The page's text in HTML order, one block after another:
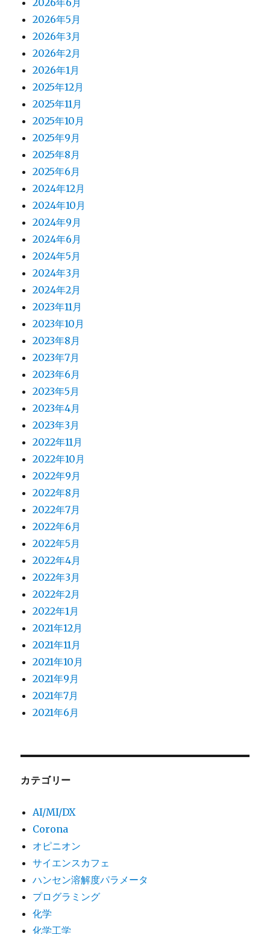
2026年6月
2026年5月
2026年3月
2026年2月
2026年1月
2025年12月
2025年11月
2025年10月
2025年9月
2025年8月
2025年6月
2024年12月
2024年10月
2024年9月
2024年6月
2024年5月
2024年3月
2024年2月
2023年11月
2023年10月
2023年8月
2023年7月
2023年6月
2023年5月
2023年4月
2023年3月
2022年11月
2022年10月
2022年9月
2022年8月
2022年7月
2022年6月
2022年5月
2022年4月
2022年3月
2022年2月
2022年1月
2021年12月
2021年11月
2021年10月
2021年9月
2021年7月
2021年6月
カテゴリー
AI/MI/DX
Corona
オピニオン
サイエンスカフェ
ハンセン溶解度パラメータ
プログラミング
化学
化学工学